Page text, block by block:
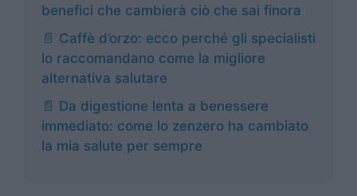
benefici che cambierà ciò che sai finora
📄 Caffè d’orzo: ecco perché gli specialisti
lo raccomandano come la migliore
alternativa salutare
📄 Da digestione lenta a benessere
immediato: come lo zenzero ha cambiato
la mia salute per sempre